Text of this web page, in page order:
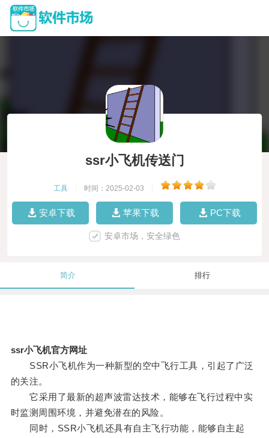
ssr小飞机传送门
工具 时间：2025-02-03
安卓下载 苹果下载 PC下载
安卓市场，安全绿色
简介 排行
ssr小飞机官方网址
SSR小飞机作为一种新型的空中飞行工具，引起了广泛
的关注。
它采用了最新的超声波雷达技术，能够在飞行过程中实
时监测周围环境，并避免潜在的风险。
同时，SSR小飞机还具有自主飞行功能，能够自主起